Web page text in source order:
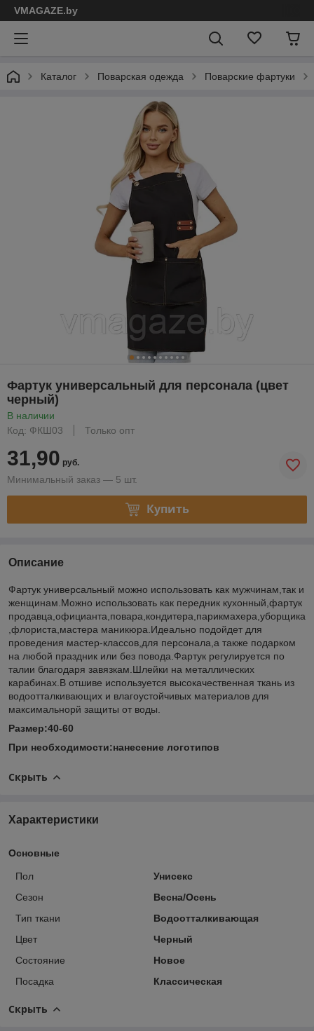
VMAGAZE.by
Каталог Поварская одежда Поварские фартуки
Фартук универсальный для персонала (цвет
черный)
В наличии
Код: ФКШ03
Только опт
31,90 руб.
Минимальный заказ — 5 шт.
Купить
Описание
Фартук универсальный можно использовать как мужчинам,так и
женщинам.Можно использовать как передник кухонный,фартук
продавца,официанта,повара,кондитера,парикмахера,уборщика
,флориста,мастера маникюра.Идеально подойдет для
проведения мастер-классов,для персонала,а также подарком
на любой праздник или без повода.Фартук регулируется по
талии благодаря завязкам.Шлейки на металлических
карабинах.В отшиве используется высокачественная ткань из
водоотталкивающих и влагоустойчивых материалов для
максимальнорй защиты от воды.
Размер:40-60
При необходимости:нанесение логотипов
Скрыть
Характеристики
Основные
Пол
Унисекс
Сезон
Весна/Осень
Тип ткани
Водоотталкивающая
Цвет
Черный
Состояние
Новое
Посадка
Классическая
Скрыть